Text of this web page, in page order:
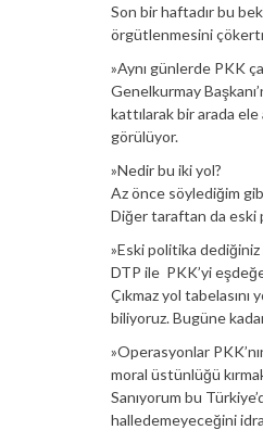
Son bir haftadır bu
örgütlenmesini
»Aynı günlerde PKK
Genelkurmay
kattılarak bir arada ele
görülüyor.
»Nedir bu iki yol?
Az önce söylediğim
Diğer taraftan da eski
»Eski politika dediğiniz
DTP ile PKK’yi
Çıkmaz yol
biliyoruz. Bugüne
»Operasyonlar
moral üstünlüğü
Sanıyorum bu
halledemeyeceğini